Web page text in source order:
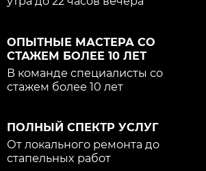
ОПЫТНЫЕ МАСТЕРА СО
СТАЖЕМ БОЛЕЕ 10 ЛЕТ
В команде специалисты со
стажем более 10 лет
ПОЛНЫЙ СПЕКТР УСЛУГ
От локального ремонта до
стапельных работ